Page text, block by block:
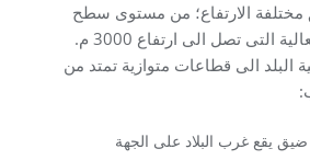
الارتفاع؛ من مستوى سطح
البحر الى الجبال العالية التى تصل الى ارتفاع 3000 م.
البلد الى قطاعات متوازية تمتد من
يقع غرب البلاد على الجهة